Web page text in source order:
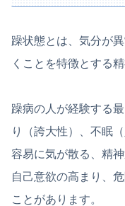
躁状態とは、気分が
くことを特徴とする
躁病の人が経験する
り（誇大性）、不眠
容易に気が散る、精
自己意欲の高まり、
ことがあります。